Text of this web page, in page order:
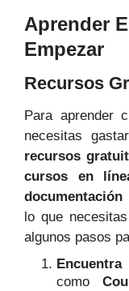
Aprender
Empezar
Recursos
Para aprender
necesitas
recursos
cursos en
documentación
lo que
algunos pasos
como